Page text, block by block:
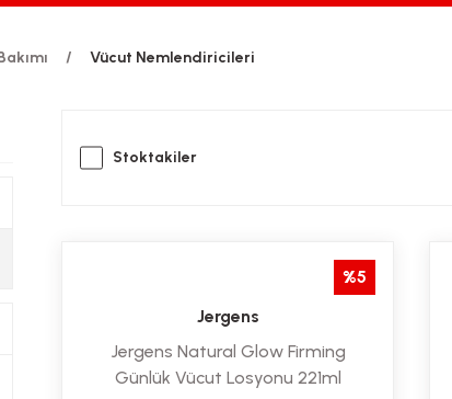
Vücut Nemlendiricileri
Stoktakiler
%5
Jergens
Jergens Natural Glow Firming
Günlük Vücut Losyonu 221ml